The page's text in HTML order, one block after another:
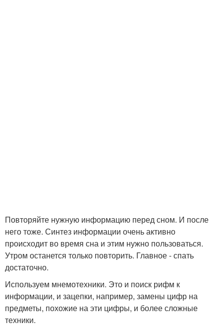
Повторяйте нужную информацию перед сном. И после
него тоже. Синтез информации очень активно
происходит во время сна и этим нужно пользоваться.
Утром останется только повторить. Главное - спать
достаточно.
Используем мнемотехники. Это и поиск рифм к
информации, и зацепки, например, замены цифр на
предметы, похожие на эти цифры, и более сложные
техники.